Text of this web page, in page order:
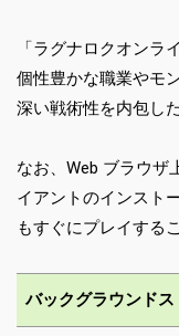
「ラグナロクオンラ
個性豊かな職業やモ
深い戦術性を内包し
なお、Web ブラウザ
イアントのインスト
もすぐにプレイする
バックグラウンド